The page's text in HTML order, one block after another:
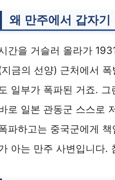
왜 만주에서 갑자
간을 거슬러 올라가
지금의 선양) 근처에서
도 일부가 폭파된 거죠.
로 일본 관동군 스스로
파하고는 중국군에게
아는 만주 사변입니다.